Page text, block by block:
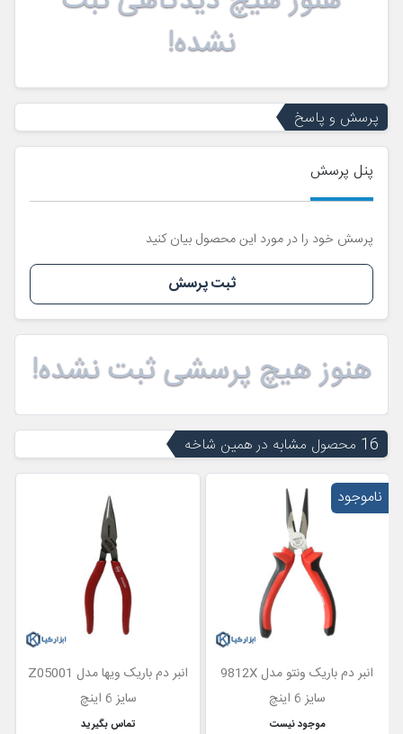
نشده!
پرسش و پاسخ
پنل پرسش
پرسش خود را در مورد این محصول بیان کنید
ثبت پرسش
هنوز هیچ پرسشی ثبت نشده!
16 محصول مشابه در همین شاخه
انبر دم باریک ونتو مدل 9812X
سایز 6 اینچ
موجود نیست
ناموجود
انبر دم باریک ویها مدل Z05001
سایز 6 اینچ
تماس بگیرید